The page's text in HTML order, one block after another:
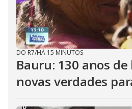
DO R7/HÁ 15 MINUTOS
Bauru: 130 anos
novas verdades